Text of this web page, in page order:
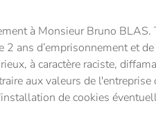
à Monsieur Bruno BLAS.
ans d’emprisonnement et
à caractère raciste,
aux valeurs de
de cookies